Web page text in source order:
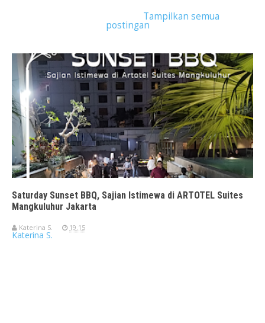
Tampilkan semua
postingan
Saturday Sunset BBQ, Sajian Istimewa di ARTOTEL Suites
Mangkuluhur Jakarta
Katerina S. 19.15
Katerina S.